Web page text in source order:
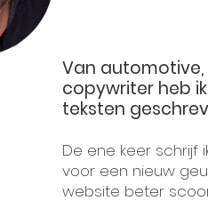
Van automotive,
copywriter heb
teksten
De ene keer schrijf
voor een nieuw
website beter